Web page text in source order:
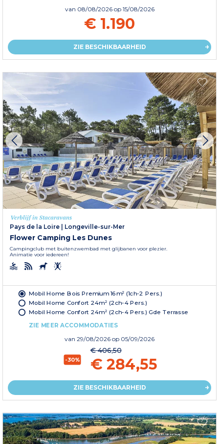
van 08/08/2026 op 15/08/2026
€ 1.190
ZIE BESCHIKBAARHEID
Verblijf in Stacaravans
Pays de la Loire
Longeville-sur-Mer
Flower Camping Les Dunes
Campingclub met buitenzwembad met glijbanen voor plezier.
Animatie voor iedereen!
Mobil Home Bois Premium 16m² (1ch-2 Pers.)
Mobil Home Confort 24m² (2ch-4 Pers.)
Mobil Home Confort 24m² (2ch-4 Pers.) Gde Terrasse
ZIE MEER ACCOMMODATIES
van 29/08/2026 op 05/09/2026
-30%
€ 406,50
€ 284,55
ZIE BESCHIKBAARHEID